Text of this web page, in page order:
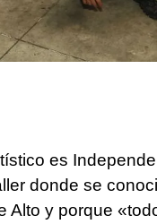
es
donde se
Alto y porque